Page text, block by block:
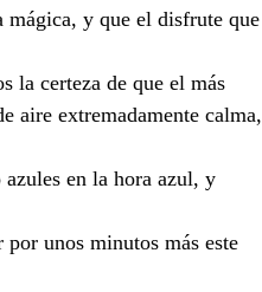
mágica, y que el disfrute que
la certeza de que el más
aire extremadamente calma,
en la hora azul, y
unos minutos más este